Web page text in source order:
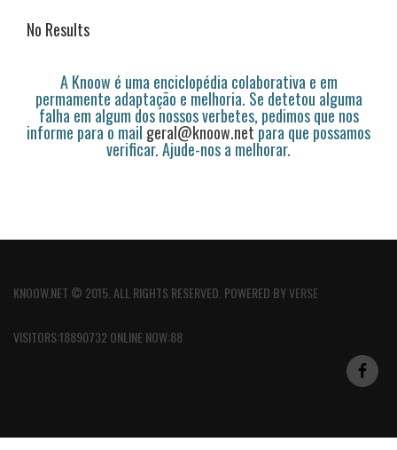
No Results
A Knoow é uma enciclopédia colaborativa e em
permamente adaptação e melhoria. Se detetou alguma
falha em algum dos nossos verbetes, pedimos que nos
informe para o mail geral@knoow.netpara que possamos
verificar. Ajude-nos a melhorar.
KNOOW.NET © 2015. ALL RIGHTS RESERVED. POWERED BYVERSE
VISITORS:18890732 ONLINE NOW:88